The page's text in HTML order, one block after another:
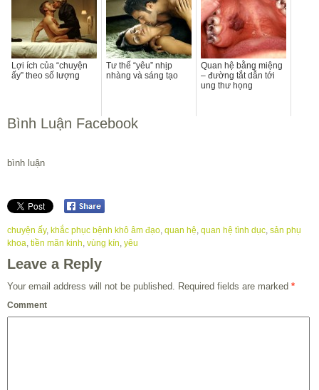
Lợi ích của “chuyện
ấy” theo số lượng
Tư thế “yêu” nhịp
nhàng và sáng tạo
Quan hệ bằng miệng
– đường tắt dẫn tới
ung thư họng
Bình Luận Facebook
bình luận
chuyện ấy, khắc phục bệnh khô âm đạo, quan hệ, quan hệ tình dục, sản phụ
khoa, tiền mãn kinh, vùng kín, yêu
Leave a Reply
Your email address will not be published. Required fields are marked *
Comment